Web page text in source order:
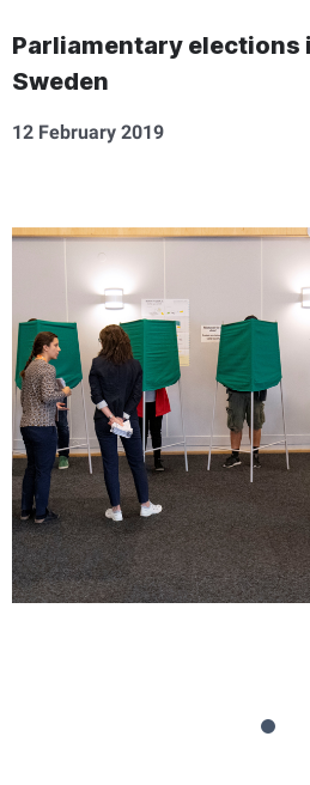
Parliamentary elections
Sweden
12 February 2019